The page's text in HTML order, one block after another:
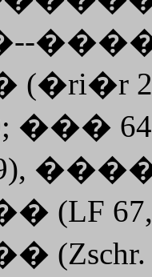
�����
67,